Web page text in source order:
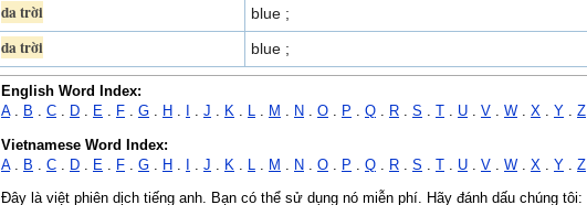
da trời blue ;
da trời blue ;
English Word Index:
A. B . C . D . E . F . G . H . . J . K . L . M . N . O . P . Q . R . S . . U . V . W . X . Y . Z
Vietnamese Word Index:
A. B C D E F G H J K M N O P Q R S T U V W X Y Z
Đây là việt phiên dịch tiếng anh. Bạn có thể sử dụng nó miễn phí. Hãy đánh dấu chúng tôi: